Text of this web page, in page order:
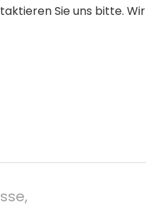
Sie uns bitte. Wir